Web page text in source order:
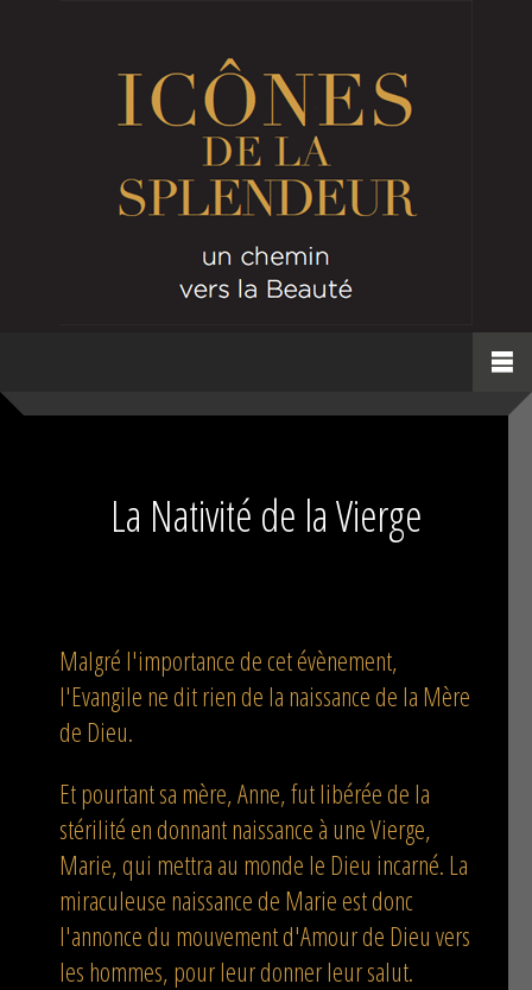
La Nativité de la Vierge
Malgré l'importance de cet évènement,
l'Evangile ne dit rien de la naissance de la Mère
de Dieu.
Et pourtant sa mère, Anne, fut libérée de la
stérilité en donnant naissance à une Vierge,
Marie, qui mettra au monde le Dieu incarné. La
miraculeuse naissance de Marie est donc
l'annonce du mouvement d'Amour de Dieu vers
les hommes, pour leur donner leur salut.